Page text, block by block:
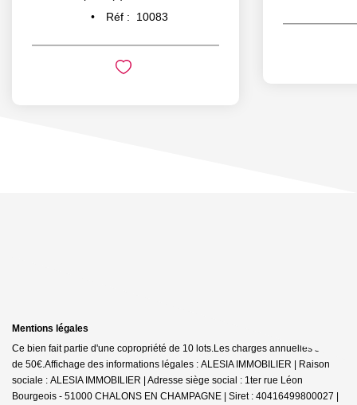
Réf :
10083
Mentions légales
Ce bien fait partie d'une copropriété de 10 lots.Les charges annuelles sont
de 50€.Affichage des informations légales : ALESIA IMMOBILIER | Raison
sociale : ALESIA IMMOBILIER | Adresse siège social : 1ter rue Léon
Bourgeois - 51000 CHALONS EN CHAMPAGNE | Siret : 40416499800027 |